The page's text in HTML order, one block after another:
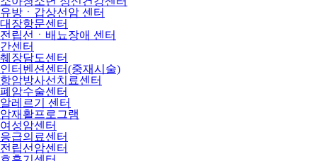
유방ㆍ갑상선암 센터
대장항문센터
전립선ㆍ배뇨장애 센터
간센터
췌장담도센터
인터벤션센터(중재시술)
항암방사선치료센터
폐암수술센터
알레르기 센터
암재활프로그램
여성암센터
응급의료센터
전립선암센터